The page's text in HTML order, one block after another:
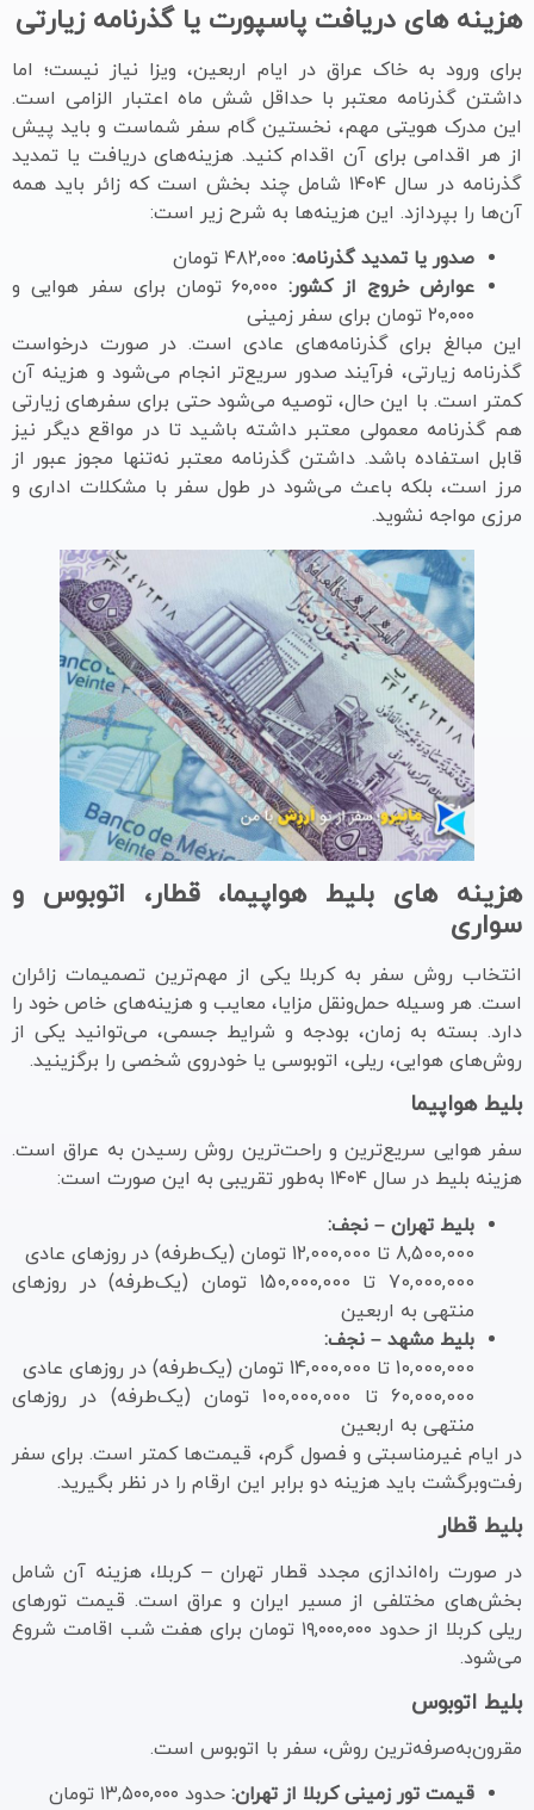
هزینه های دریافت پاسپورت یا گذرنامه زیارتی
برای ورود به خاک عراق در ایام اربعین، ویزا نیاز نیست؛ اما
داشتن گذرنامه معتبر با حداقل شش ماه اعتبار الزامی است.
این مدرک هویتی مهم، نخستین گام سفر شماست و باید پیش
از هر اقدامی برای آن اقدام کنید. هزینه‌های دریافت یا تمدید
گذرنامه در سال ۱۴۰۴ شامل چند بخش است که زائر باید همه
آن‌ها را بپردازد. این هزینه‌ها به شرح زیر است:
صدور یا تمدید گذرنامه:
عوارض خروج از کشور:
۶۰,۰۰۰ تومان برای سفر هوایی و
۲۰,۰۰۰ تومان برای سفر زمینی
این مبالغ برای گذرنامه‌های عادی است. در صورت درخواست
گذرنامه زیارتی، فرآیند صدور سریع‌تر انجام می‌شود و هزینه آن
کمتر است. با این حال، توصیه می‌شود حتی برای سفرهای زیارتی
هم گذرنامه معمولی معتبر داشته باشید تا در مواقع دیگر نیز
قابل استفاده باشد. داشتن گذرنامه معتبر نه‌تنها مجوز عبور از
مرز است، بلکه باعث می‌شود در طول سفر با مشکلات اداری و
مرزی مواجه نشوید.
هزینه های بلیط هواپیما، قطار، اتوبوس و
سواری
انتخاب روش سفر به کربلا یکی از مهم‌ترین تصمیمات زائران
است. هر وسیله حمل‌ونقل مزایا، معایب و هزینه‌های خاص خود را
دارد. بسته به زمان، بودجه و شرایط جسمی، می‌توانید یکی از
روش‌های هوایی، ریلی، اتوبوسی یا خودروی شخصی را برگزینید.
بلیط هواپیما
سفر هوایی سریع‌ترین و راحت‌ترین روش رسیدن به عراق است.
هزینه بلیط در سال ۱۴۰۴ به‌طور تقریبی به این صورت است:
بلیط تهران – نجف:
8,500,000 تا 12,000,000 تومان (یک‌طرفه) در روزهای عادی
70,000,000 تا 150,000,000 تومان (یک‌طرفه) در روزهای
منتهی به اربعین
بلیط مشهد – نجف:
10,000,000 تا 14,000,000 تومان (یک‌طرفه) در روزهای عادی
60,000,000 تا 100,000,000 تومان (یک‌طرفه) در روزهای
منتهی به اربعین
در ایام غیرمناسبتی و فصول گرم، قیمت‌ها کمتر است. برای سفر
رفت‌وبرگشت باید هزینه دو برابر این ارقام را در نظر بگیرید.
بلیط قطار
در صورت راه‌اندازی مجدد قطار تهران – کربلا، هزینه آن شامل
بخش‌های مختلفی از مسیر ایران و عراق است. قیمت تورهای
ریلی کربلا از حدود ۱۹,۰۰۰,۰۰۰ تومان برای هفت شب اقامت شروع
می‌شود.
بلیط اتوبوس
مقرون‌به‌صرفه‌ترین روش، سفر با اتوبوس است.
قیمت تور زمینی کربلا از تهران: حدود ۱۳,۵۰۰,۰۰۰ تومان